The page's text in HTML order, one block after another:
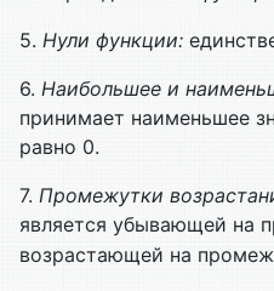
5. Нули функции:
6. Наибольшее и
принимает наименьшее
равно 0.
7. Промежутки
является убывающей на
возрастающей на